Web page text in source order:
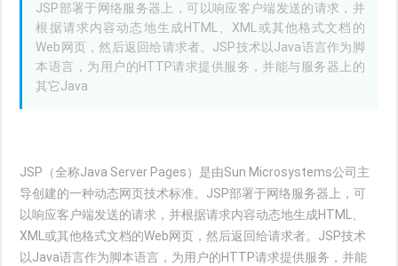
JSP部署于网络服务器上，可以响应客户端发送的请求，并
根据请求内容动态地生成HTML、XML或其他格式文档的
Web网页，然后返回给请求者。JSP技术以Java语言作为脚
本语言，为用户的HTTP请求提供服务，并能与服务器上的
其它Java
JSP（全称Java Server Pages）是由Sun Microsystems公司主
导创建的一种动态网页技术标准。JSP部署于网络服务器上，可
以响应客户端发送的请求，并根据请求内容动态地生成HTML、
XML或其他格式文档的Web网页，然后返回给请求者。JSP技术
以Java语言作为脚本语言，为用户的HTTP请求提供服务，并能